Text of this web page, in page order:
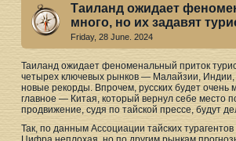
Таиланд ожидает
много, но их задавят
Friday, 28 June. 2024
Таиланд ожидает феноменальный приток
четырех ключевых рынков — Малайзии,
новые рекорды. Впрочем, русских будет очень
главное — Китая, который вернул себе место
продвижение, судя по тайской прессе, будут
Так, по данным Ассоциации тайских